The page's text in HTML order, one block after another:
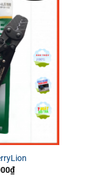
₫Khoảng